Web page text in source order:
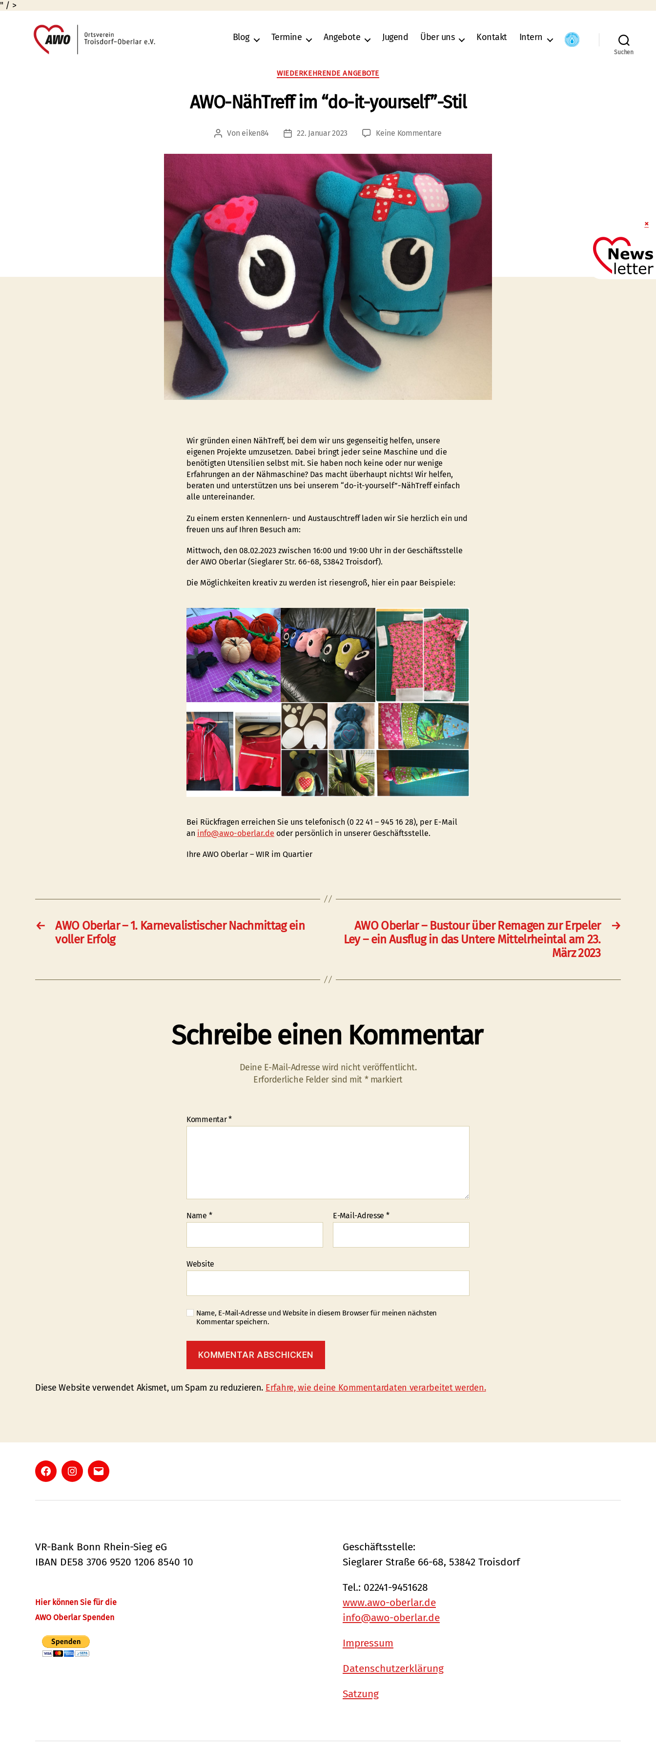
" / >
Blog Termine Angebote Jugend Über uns Kontakt Intern
Suchen
Kategorien
WIEDERKEHRENDE ANGEBOTE
AWO-NähTreff im “do-it-yourself”-Stil
Beitragsautor
Von eiken84 Veröffentlichungsdatum
22. Januar 2023 Keine Kommentarezu
NähTreff
im
“do-
it-
yourself”-
Stil
Wir gründen einen NähTreff, bei dem wir uns gegenseitig helfen, unsere
eigenen Projekte umzusetzen. Dabei bringt jeder seine Maschine und die
benötigten Utensilien selbst mit. Sie haben noch keine oder nur wenige
Erfahrungen an der Nähmaschine? Das macht überhaupt nichts! Wir helfen,
beraten und unterstützen uns bei unserem “do-it-yourself”-NähTreff einfach
alle untereinander.
Zu einem ersten Kennenlern- und Austauschtreff laden wir Sie herzlich ein und
freuen uns auf Ihren Besuch am:
Mittwoch, den 08.02.2023 zwischen 16:00 und 19:00 Uhr in der Geschäftsstelle
der AWO Oberlar (Sieglarer Str. 66-68, 53842 Troisdorf).
Die Möglichkeiten kreativ zu werden ist riesengroß, hier ein paar Beispiele:
Bei Rückfragen erreichen Sie uns telefonisch (0 22 41 – 945 16 28), per E-Mail
an info@awo-oberlar.de oder persönlich in unserer Geschäftsstelle.
Ihre AWO Oberlar – WIR im Quartier
←
AWO Oberlar – 1. Karnevalistischer Nachmittag ein
voller Erfolg
→
AWO Oberlar – Bustour über Remagen zur Erpeler
Ley – ein Ausflug in das Untere Mittelrheintal am 23.
März 2023
Schreibe einen Kommentar
Deine E-Mail-Adresse wird nicht veröffentlicht.
Erforderliche Felder sind mit *markiert
Kommentar*
Name * E-Mail-Adresse *
Website
Name, E-Mail-Adresse und Website in diesem Browser für meinen nächsten
Kommentar speichern.
Diese Website verwendet Akismet, um Spam zu reduzieren. Erfahre, wie deine Kommentardaten verarbeitet werden.
FacebookInstagram
E-
VR-Bank Bonn Rhein-Sieg eG
IBAN DE58 3706 9520 1206 8540 10
Hier können Sie für die
AWO Oberlar Spenden
Geschäftsstelle:
Sieglarer Straße 66-68, 53842 Troisdorf
Tel.: 02241-9451628
www.awo-oberlar.de
info@awo-oberlar.de
Impressum
Datenschutzerklärung
Satzung